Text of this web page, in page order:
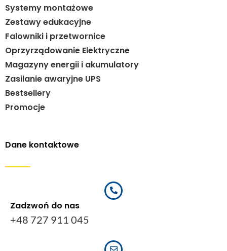
Systemy montażowe
Zestawy edukacyjne
Falowniki i przetwornice
Oprzyrządowanie Elektryczne
Magazyny energii i akumulatory
Zasilanie awaryjne UPS
Bestsellery
Promocje
Dane kontaktowe
Zadzwoń do nas
+48 727 911 045